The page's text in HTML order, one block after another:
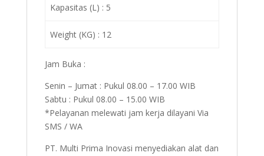
Kapasitas (L) : 5
Weight (KG) : 12
Jam Buka :
Senin – Jumat : Pukul 08.00 – 17.00 WIB
Sabtu : Pukul 08.00 – 15.00 WIB
*Pelayanan melewati jam kerja dilayani Via
SMS / WA
PT. Multi Prima Inovasi menyediakan alat dan